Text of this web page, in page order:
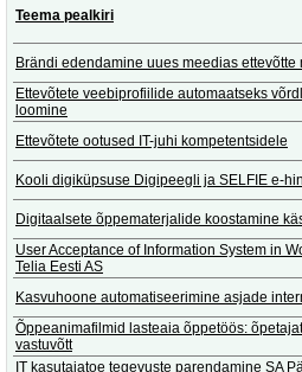
Teema pealkiri
Brändi edendamine uues meedias ettevõtte
Ettevõtete veebiprofiilide automaatseks
loomine
Ettevõtete ootused IT-juhi kompetentsidele
Kooli digiküpsuse Digipeegli ja SELFIE e-
Digitaalsete õppematerjalide koostamine
User Acceptance of Information System in
Telia Eesti AS
Kasvuhoone automatiseerimine asjade
Õppeanimafilmid lasteaia õppetöös:
vastuvõtt
IT kasutajatoe tegevuste parendamine SA